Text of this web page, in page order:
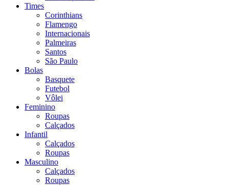
Times
Corinthians
Flamengo
Internacionais
Palmeiras
Santos
São Paulo
Bolas
Basquete
Futebol
Vôlei
Feminino
Roupas
Calçados
Infantil
Calçados
Roupas
Masculino
Calçados
Roupas